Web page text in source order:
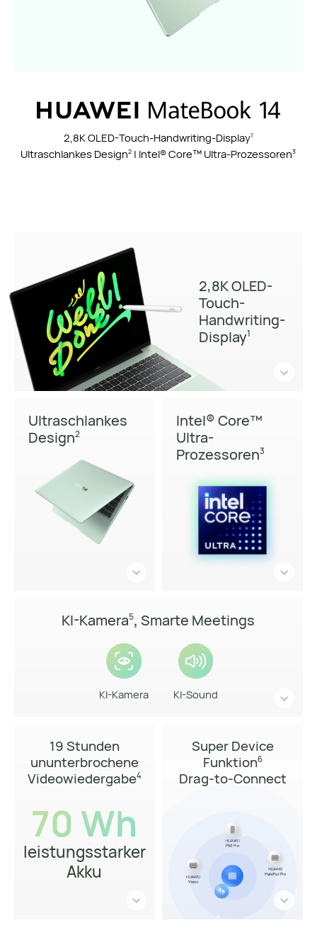
2,8K OLED-Touch-Handwriting-Display1
Ultraschlankes Design2 | Intel® Core™ Ultra-Prozessoren3
2,8K OLED-
Touch-
Handwriting-
Display1
Ultraschlankes
Design2
Intel® Core™
Ultra-
Prozessoren3
19 Stunden
ununterbrochene
Videowiedergabe4
70 Wh
leistungsstarker
Akku
KI-Kamera5, Smarte Meetings
KI-Kamera KI-Sound
Super Device
Funktion6
Drag-to-Connect